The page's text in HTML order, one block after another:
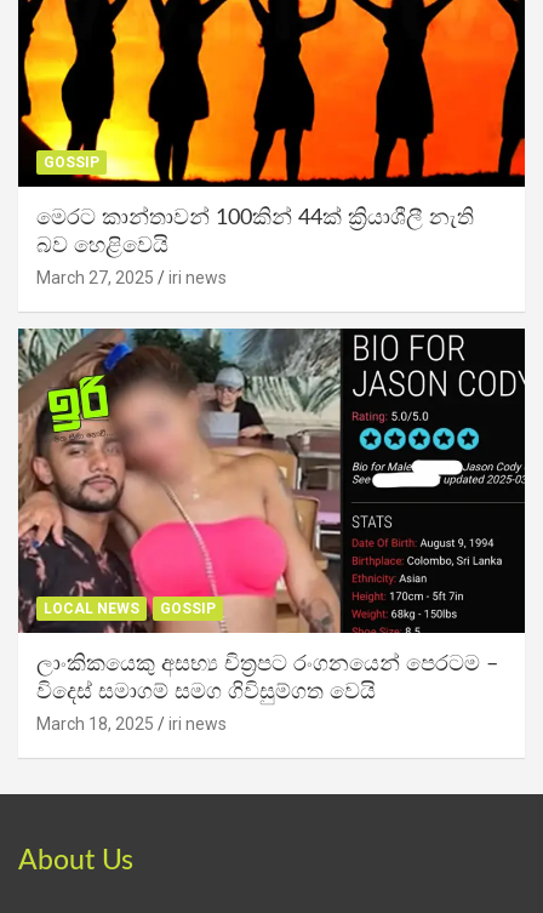
GOSSIP
මෙරට කාන්තාවන් 100කින් 44ක් ක්‍රියාශීලී නැති
බව හෙළිවෙයි
March 27, 2025 iri news
LOCAL NEWS GOSSIP
ලාංකිකයෙකු අසභ්‍ය චිත්‍රපට රංගනයෙන් පෙරටම –
විදෙස් සමාගම් සමග ගිවිසුම්ගත වෙයි
March 18, 2025 iri news
About Us